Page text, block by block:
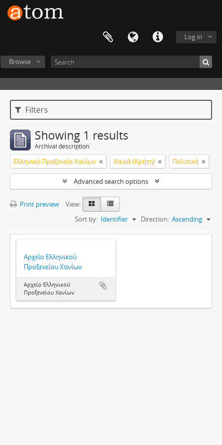
Log in
Browse
Filters
Showing 1 results
Archival description
Ελληνικό Προξενείο Χανίων Χανιά (Κρήτη) Πολιτική
Advanced search options
Print preview
View:
Sort by: Identifier Direction: Ascending
Αρχείο Ελληνικού
Προξενείου Χανίων
Αρχείο Ελληνικού
Προξενείου Χανίων